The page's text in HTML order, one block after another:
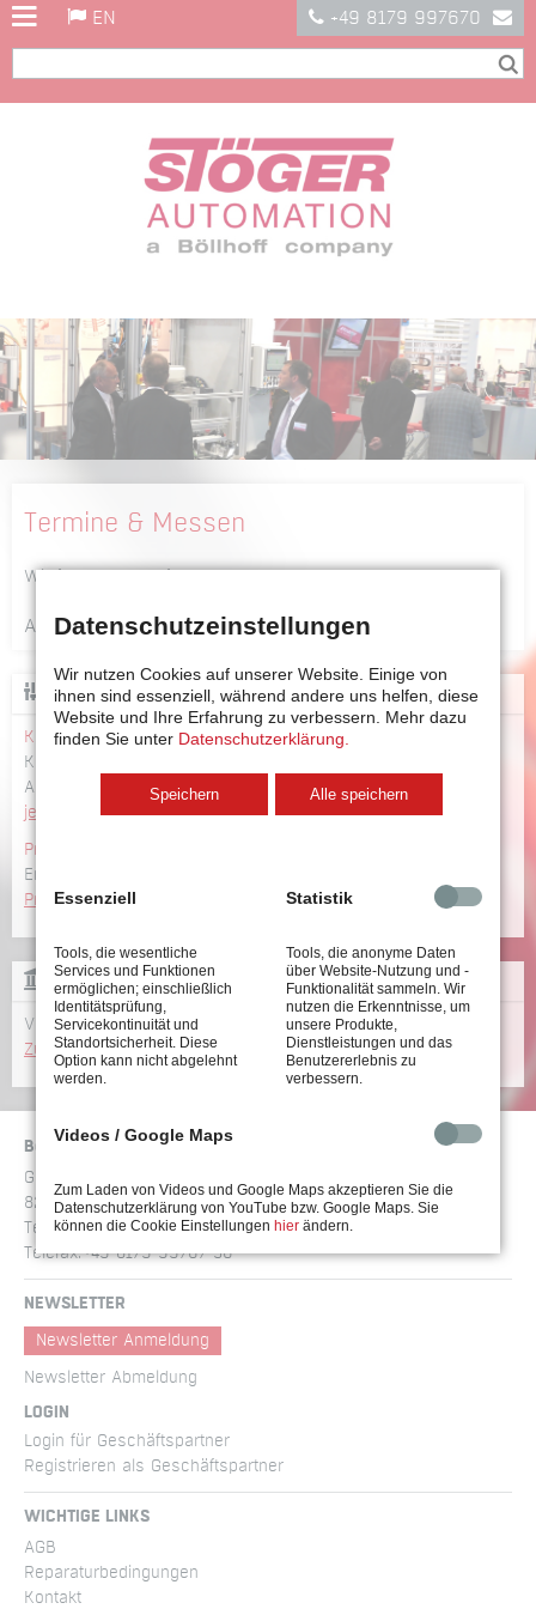
EN +49 8179 997670
Termine & Messen
Wir freuen uns auf Ihren Besuch.
Aktuell sind keine Termine vorhanden.
KONFIGURATOR
Konfigurator
Konfigurieren Sie Ihr Schraubsystem incl. CAD-Daten und
Abmessungen
jetzt konfigurieren >>
Produktübersicht
Erhalten Sie einen Überblick über unsere umfangreiche
Produktpalette >>
LEXIKON
Von A–Z: alle Begriffe rund um die Schraubtechnik
Zum Lexikon >>
Böllhoff Stöger Schraubtechnik GmbH
Gewerbering am Brand 1
82549 Königsdorf
Telefon:+49 8179 99767 0
Telefax:+49 8179 99767 50
NEWSLETTER
Newsletter Anmeldung
Newsletter Abmeldung
LOGIN
Login für Geschäftspartner
Registrieren als Geschäftspartner
WICHTIGE LINKS
AGB
Reparatur­bedingungen
Kontakt
Datenschutzeinstellungen
Wir nutzen Cookies auf unserer Website. Einige von
ihnen sind essenziell, während andere uns helfen, diese
Website und Ihre Erfahrung zu verbessern. Mehr dazu
finden Sie unter Datenschutzerklärung.
Speichern Alle speichern
Essenziell
Tools, die wesentliche
Services und Funktionen
ermöglichen; einschließlich
Identitätsprüfung,
Servicekontinuität und
Standortsicherheit. Diese
Option kann nicht abgelehnt
werden.
Statistik
Tools, die anonyme Daten
über Website-Nutzung und -
Funktionalität sammeln. Wir
nutzen die Erkenntnisse, um
unsere Produkte,
Dienstleistungen und das
Benutzererlebnis zu
verbessern.
Videos / Google Maps
Zum Laden von Videos und Google Maps akzeptieren Sie die
Datenschutzerklärung von YouTube bzw. Google Maps. Sie
können die Cookie Einstellungen hier ändern.